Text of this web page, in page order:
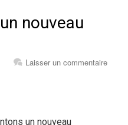
nouveau
Laisser un commentaire
un nouveau